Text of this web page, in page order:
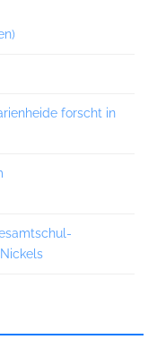
forscht in